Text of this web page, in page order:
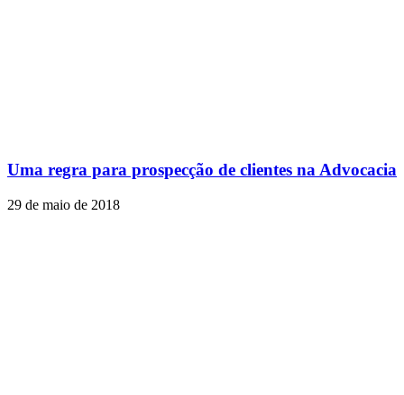
Uma regra para prospecção de clientes na Advocacia
29 de maio de 2018